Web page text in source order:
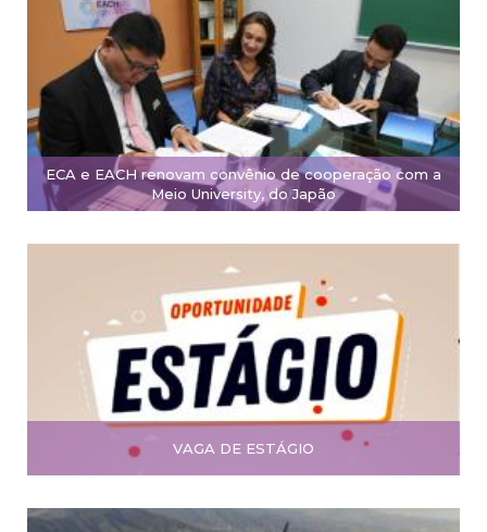
ECA e EACH renovam convênio de cooperação com a
Meio University, do Japão
VAGA DE ESTÁGIO